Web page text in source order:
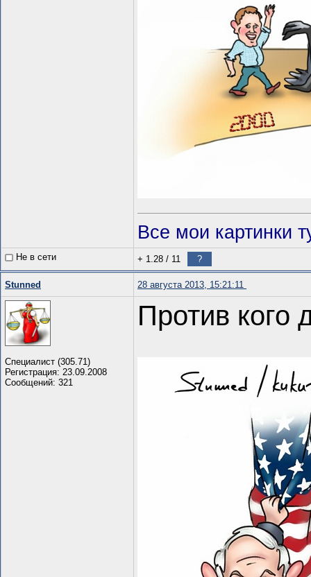
Все мои картинки
Не в сети + 1.28 / 11 ?
Stunned 28 августа 2013, 15:21:11
Специалист (305.71)
Регистрация: 23.09.2008
Сообщений: 321
Против кого